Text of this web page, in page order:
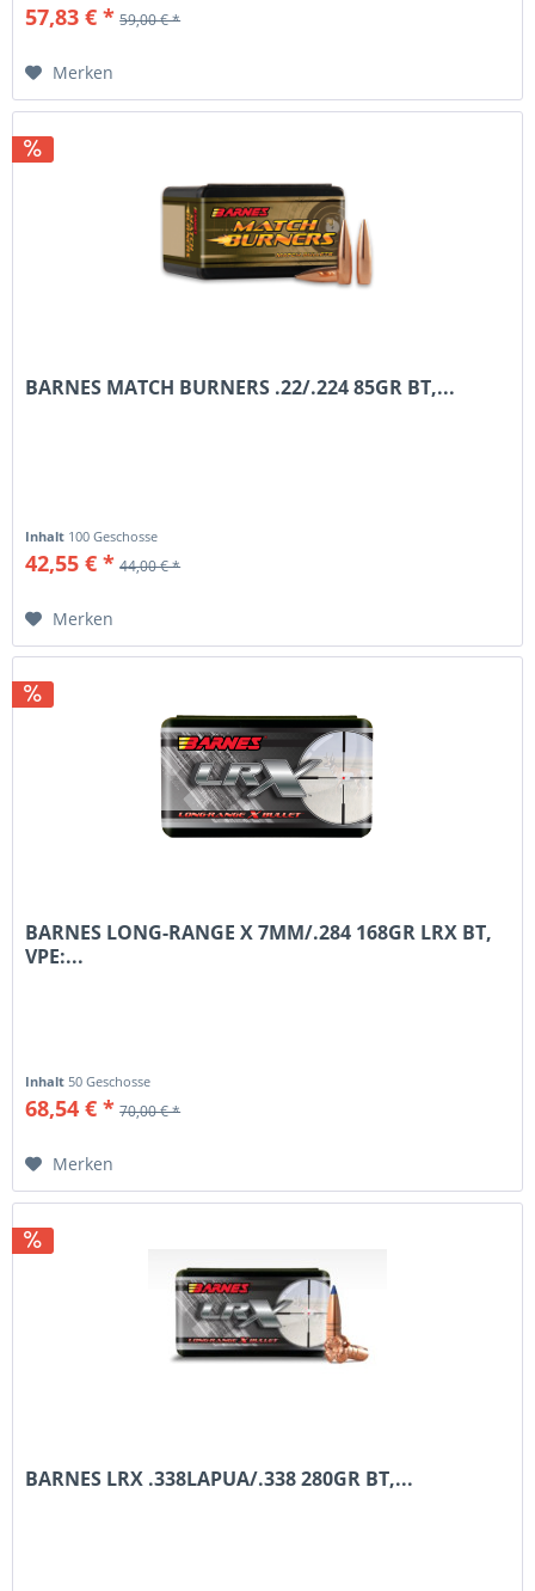
57,83 € * 59,00 € *
Merken
BARNES MATCH BURNERS .22/.224 85GR BT,...
Inhalt 100 Geschosse
42,55 € * 44,00 € *
Merken
BARNES LONG-RANGE X 7MM/.284 168GR LRX BT,
VPE:...
Inhalt50 Geschosse
68,54 € * 70,00 € *
Merken
BARNES LRX .338LAPUA/.338 280GR BT,...